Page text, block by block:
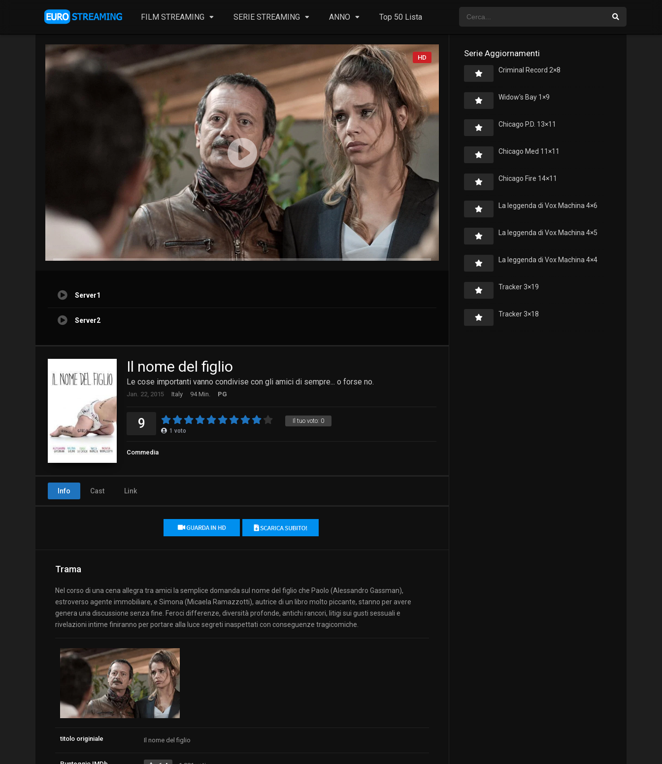
FILM STREAMING SERIE STREAMING ANNO Top 50 Lista
HD
Server1
Server2
Il nome del figlio
Le cose importanti vanno condivise con gli amici di sempre... o forse no.
Jan. 22, 2015 Italy 94 Min. PG
Il tuo voto: 0
9 1 voto
Commedia
Info Cast Link
Trama
Nel corso di una cena allegra tra amici la semplice domanda sul nome del figlio che Paolo (Alessandro Gassman),
estroverso agente immobiliare, e Simona (Micaela Ramazzotti), autrice di un libro molto piccante, stanno per avere
genera una discussione senza fine. Feroci differenze, diversità profonde, antichi rancori, litigi sui gusti sessuali e
rivelazioni intime finiranno per portare alla luce segreti inaspettati con conseguenze tragicomiche.
titolo originiale Il nome del figlio
Serie Aggiornamenti
Criminal Record 2×8
Widow’s Bay 1×9
Chicago P.D. 13×11
Chicago Med 11×11
Chicago Fire 14×11
La leggenda di Vox Machina 4×6
La leggenda di Vox Machina 4×5
La leggenda di Vox Machina 4×4
Tracker 3×19
Tracker 3×18